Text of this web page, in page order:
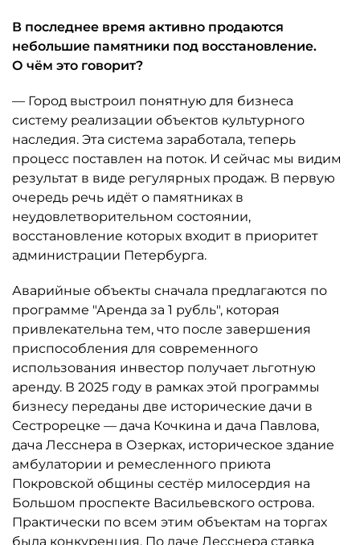
В последнее время активно продаются
небольшие памятники под восстановление.
О чём это говорит?
— Город выстроил понятную для бизнеса
систему реализации объектов культурного
наследия. Эта система заработала, теперь
процесс поставлен на поток. И сейчас мы видим
результат в виде регулярных продаж. В первую
очередь речь идёт о памятниках в
неудовлетворительном состоянии,
восстановление которых входит в приоритет
администрации Петербурга.
Аварийные объекты сначала предлагаются по
программе "Аренда за 1 рубль", которая
привлекательна тем, что после завершения
приспособления для современного
использования инвестор получает льготную
аренду. В 2025 году в рамках этой программы
бизнесу переданы две исторические дачи в
Сестрорецке — дача Кочкина и дача Павлова,
дача Лесснера в Озерках, историческое здание
амбулатории и ремесленного приюта
Покровской общины сестёр милосердия на
Большом проспекте Васильевского острова.
Практически по всем этим объектам на торгах
была конкуренция. По даче Лесснера ставка